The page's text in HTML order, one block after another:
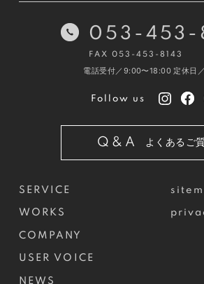
SERVICE
WORKS
COMPANY
USER VOICE
NEWS
053-453-
FAX 053-453-8143
電話受付／9:00〜18:00 定休日
Follow us
Q&A よくあるご